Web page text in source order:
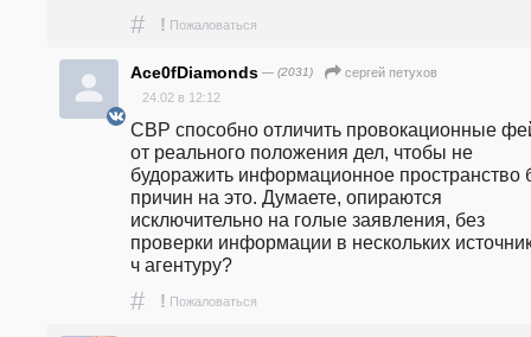
# ! Пожаловаться
Ace0fDiamonds — (2031)
сергей петухов
24.02 в 12:12
СВР способно отличить провокационные
от реального положения дел, чтобы не
будоражить информационное пространство
причин на это. Думаете, опираются
исключительно на голые заявления, без
проверки информации в нескольких
ч агентуру?
# ! Пожаловаться